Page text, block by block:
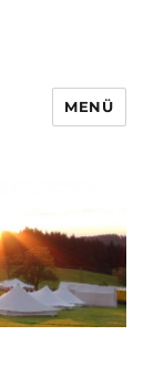
MENÜ